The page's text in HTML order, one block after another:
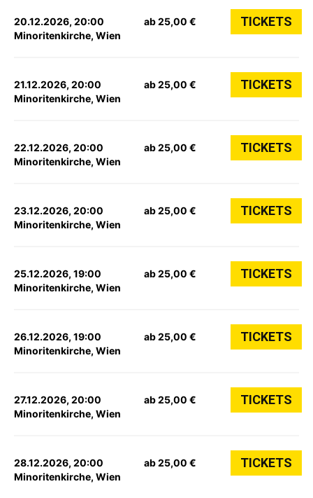
20.12.2026, 20:00
Minoritenkirche, Wien
ab 25,00 € TICKETS
21.12.2026, 20:00
Minoritenkirche, Wien
ab 25,00 € TICKETS
22.12.2026, 20:00
Minoritenkirche, Wien
ab 25,00 € TICKETS
23.12.2026, 20:00
Minoritenkirche, Wien
ab 25,00 € TICKETS
25.12.2026, 19:00
Minoritenkirche, Wien
ab 25,00 € TICKETS
26.12.2026, 19:00
Minoritenkirche, Wien
ab 25,00 € TICKETS
27.12.2026, 20:00
Minoritenkirche, Wien
ab 25,00 € TICKETS
28.12.2026, 20:00
Minoritenkirche, Wien
ab 25,00 € TICKETS